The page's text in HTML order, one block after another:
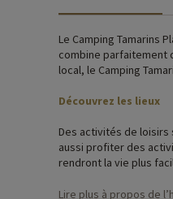
Le Camping Tamarins
combine parfaitement
local, le Camping
Découvrez les lieux
Des activités de
aussi profiter des
rendront la vie plus
Le camping est
Lire plus à propos de